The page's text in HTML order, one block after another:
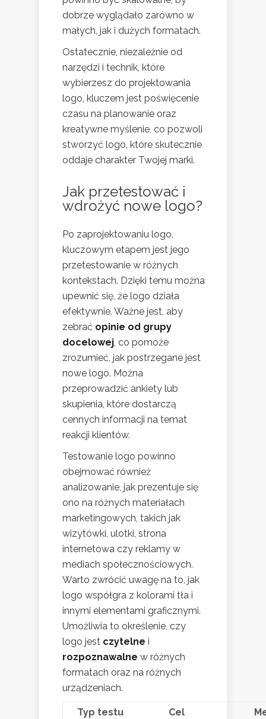
dobrze wyglądało zarówno w
małych, jak i dużych formatach.
Ostatecznie, niezależnie od
narzędzi i technik, które
wybierzesz do projektowania
logo, kluczem jest poświęcenie
czasu na planowanie oraz
kreatywne myślenie, co pozwoli
stworzyć logo, które skutecznie
oddaje charakter Twojej marki.
Jak przetestować i
wdrożyć nowe logo?
Po zaprojektowaniu logo,
kluczowym etapem jest jego
przetestowanie w różnych
kontekstach. Dzięki temu można
upewnić się, że logo działa
efektywnie. Ważne jest, aby
zebrać opinie od grupy
docelowej , co pomoże
zrozumieć, jak postrzegane jest
nowe logo. Można
przeprowadzić ankiety lub
skupienia, które dostarczą
cennych informacji na temat
reakcji klientów.
Testowanie logo powinno
obejmować również
analizowanie, jak prezentuje się
ono na różnych materiałach
marketingowych, takich jak
wizytówki, ulotki, strona
internetowa czy reklamy w
mediach społecznościowych.
Warto zwrócić uwagę na to, jak
logo współgra z kolorami tła i
innymi elementami graficznymi.
Umożliwia to określenie, czy
logo jest czytelne i
rozpoznawalne w różnych
formatach oraz na różnych
urządzeniach.
Typ testu Cel